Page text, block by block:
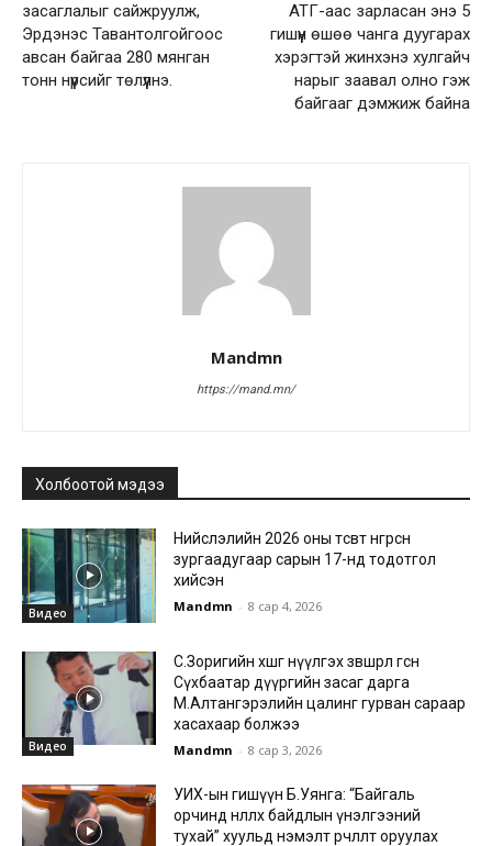
засаглалыг сайжруулж,
Эрдэнэс Тавантолгойгоос
авсан байгаа 280 мянган
тонн нүүрсийг төлүүлнэ.
АТГ-аас зарласан энэ 5
гишүүн өшөө чанга дуугарах
хэрэгтэй жинхэнэ хулгайч
нарыг заавал олно гэж
байгааг дэмжиж байна
Mandmn
https://mand.mn/
Холбоотой мэдээ
Видео
Нийслэлийн 2026 оны төсөвт өнгөрсөн
зургаадугаар сарын 17-нд тодотгол
хийсэн
Mandmn - 8 сар 4, 2026
Видео
С.Зоригийн хөшөөг нүүлгэх зөвшөөрөл өгсөн
Сүхбаатар дүүргийн засаг дарга
М.Алтангэрэлийн цалинг гурван сараар
хасахаар болжээ
Mandmn - 8 сар 3, 2026
УИХ-ын гишүүн Б.Уянга: “Байгаль
орчинд нөлөөлөх байдлын үнэлгээний
тухай” хуульд нэмэлт өөрчлөлт оруулах